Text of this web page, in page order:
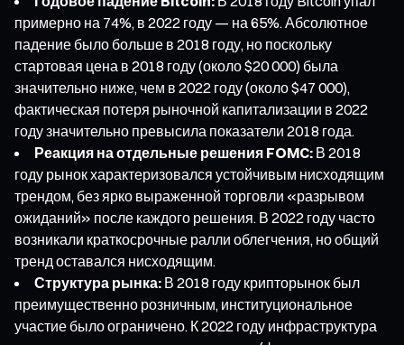
примерно на 74%, в 2022 году — на 65%. Абсолютное
падение было больше в 2018 году, но поскольку
стартовая цена в 2018 году (около $20 000) была
значительно ниже, чем в 2022 году (около $47 000),
фактическая потеря рыночной капитализации в 2022
году значительно превысила показатели 2018 года.
Реакция на отдельные решения FOMC: В 2018
году рынок характеризовался устойчивым нисходящим
трендом, без ярко выраженной торговли «разрывом
ожиданий» после каждого решения. В 2022 году часто
возникали краткосрочные ралли облегчения, но общий
тренд оставался нисходящим.
Структура рынка: В 2018 году крипторынок был
преимущественно розничным, институциональное
участие было ограничено. К 2022 году инфраструктура